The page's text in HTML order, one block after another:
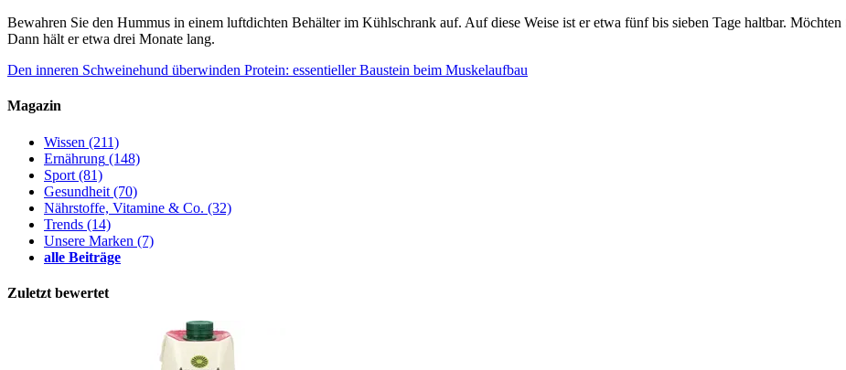
Bewahren Sie den Hummus in einem luftdichten Behälter im Kühlschrank auf. Auf diese Weise ist er etwa fünf bis sieben Tage haltbar.
Dann hält er etwa drei Monate lang.
Den inneren Schweinehund überwinden Protein: essentieller Baustein beim Muskelaufbau
Magazin
Wissen (211)
Ernährung (148)
Sport (81)
Gesundheit (70)
Nährstoffe, Vitamine & Co. (32)
Trends (14)
Unsere Marken (7)
alle Beiträge
Zuletzt bewertet